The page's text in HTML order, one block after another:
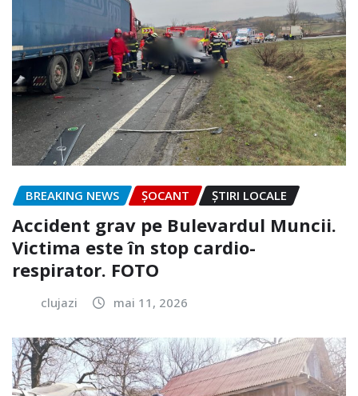
BREAKING NEWS ȘOCANT ȘTIRI LOCALE
Accident grav pe Bulevardul Muncii.
Victima este în stop cardio-
respirator. FOTO
clujazi mai 11, 2026